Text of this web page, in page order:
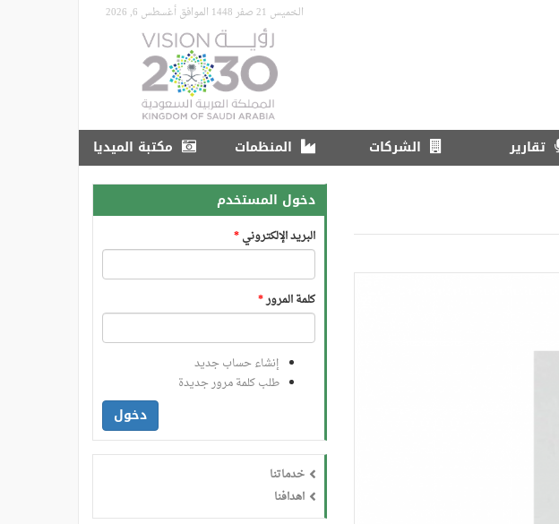
الخميس 21 صفر 1448 الموافق أغسطس 6, 2026
تقارير الشركات المنظمات مكتبة الميديا
دخول المستخدم
البريد الإلكتروني*
كلمة المرور*
إنشاء حساب جديد
طلب كلمة مرور جديدة
دخول
خدماتنا
اهدافنا